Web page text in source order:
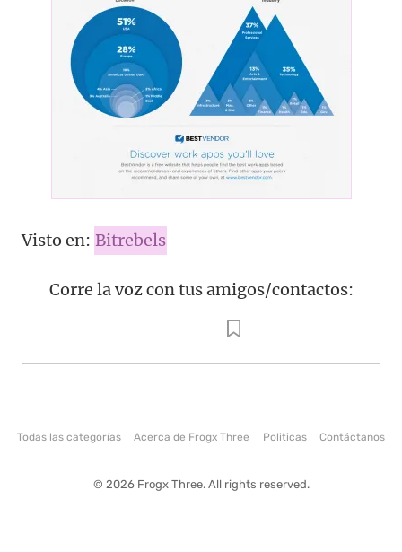
Visto en: Bitrebels
Corre la voz con tus amigos/contactos:
Todas las categorías Acerca de Frogx Three Politicas Contáctanos
© 2026 Frogx Three. All rights reserved.